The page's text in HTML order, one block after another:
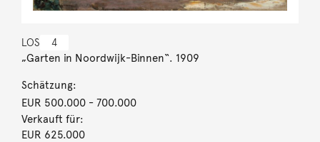
LOS 4
„Garten in Noordwijk-Binnen“. 1909
Schätzung:
EUR 500.000- 700.000
Verkauft für:
EUR 625.000